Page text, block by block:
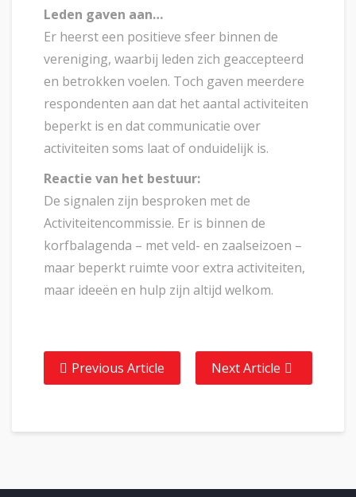
Leden gaven aan…
Er heerst een positieve sfeer binnen de
vereniging, waarbij leden zich geaccepteerd
en betrokken voelen. Toch gaven meerdere
respondenten aan dat het aantal activiteiten
beperkt is en dat communicatie over
activiteiten soms laat of onduidelijk is.
Reactie van het bestuur:
De signalen zijn besproken met de
Activiteitencommissie. Er is binnen de
korfbalagenda – met veld- en zaalseizoen –
maar beperkt ruimte voor extra activiteiten,
maar ideeën en hulp zijn altijd welkom.
Previous Article Next Article